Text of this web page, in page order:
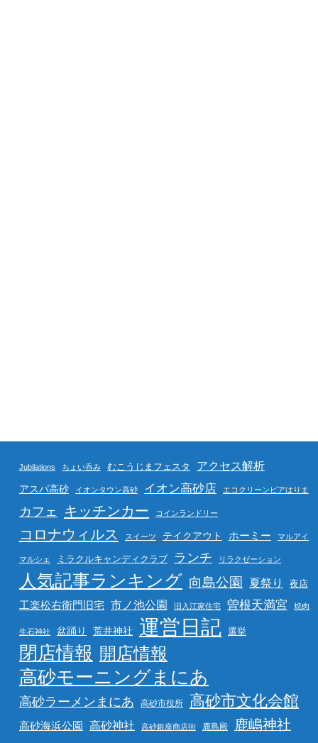
Jubilations ちょい呑み むこうじまフェスタ アクセス解析
アスパ高砂 イオンタウン高砂 イオン高砂店 エコクリーンピアはりま
カフェ キッチンカー コインランドリー
コロナウィルス スイーツ テイクアウト ホーミー マルアイ
マルシェ ミラクルキャンディクラブ ランチ リラクゼーション
人気記事ランキング 向島公園 夏祭り 夜店
工楽松右衛門旧宅 市ノ池公園 旧入江家住宅 曽根天満宮 焼肉
生石神社 盆踊り 荒井神社 運営日記 選挙
閉店情報 開店情報
高砂モーニングまにあ
高砂ラーメンまにあ 高砂市役所 高砂市文化会館
高砂海浜公園 高砂神社 高砂銀座商店街 鹿島殿 鹿嶋神社